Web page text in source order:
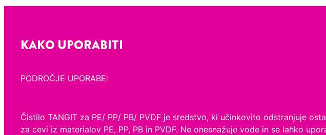
KAKO UPORABITI
PODROČJE UPORABE:
Čistilo TANGIT za PE/ PP/ PB/ PVDF je sredstvo, ki učinkovito odstranjuje
za cevi iz materialov PE, PP, PB in PVDF. Ne onesnažuje vode in se lahko